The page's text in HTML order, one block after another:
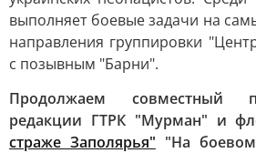
выполняет боевые задачи на
направления группировки
с позывным "Барни".
Продолжаем совместный
редакции ГТРК "Мурман" и
страже Заполярья" "На